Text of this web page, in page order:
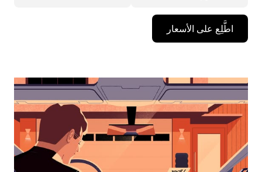
اضغط
على
مفتاح
للأسفل
لاستخدام
التقويم
التاريخ.
اضغط
على
زر
الخروج
اطَّلِع على الأسعار